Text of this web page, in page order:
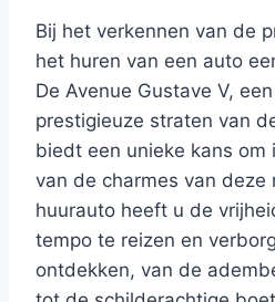
Bij het verkennen van de
het huren van een auto
De Avenue Gustave V,
prestigieuze straten van
biedt een unieke kans om
van de charmes van deze
huurauto heeft u de
tempo te reizen en
ontdekken, van de